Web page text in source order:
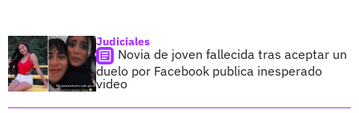
Judiciales
Novia de joven fallecida tras aceptar un
duelo por Facebook publica inesperado
video